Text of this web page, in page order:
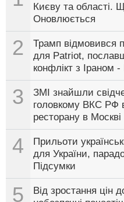
Києву та області.
Оновлюється
2
Трамп відмовився
для Patriot,
конфлікт з Іраном -
3
ЗМІ знайшли
головкому ВКС РФ
ресторану в Москві
4
Прильоти
для України,
Підсумки
5
Від зростання цін